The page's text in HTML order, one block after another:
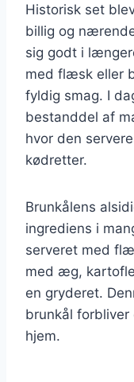
Historisk set
billig og
sig godt i
med flæsk eller
fyldig smag. I
bestanddel af
hvor den
kødretter.
Brunkålens
ingrediens i
serveret med
med æg,
en gryderet.
brunkål forbliver
hjem.